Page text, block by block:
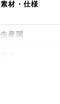
素材・仕様
生産国